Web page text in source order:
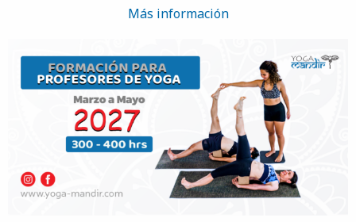
Más información